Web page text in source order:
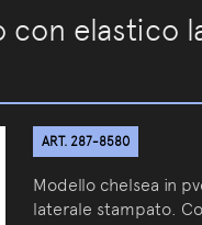
elastico
ART. 287-8580
Modello chelsea in
laterale stampato.